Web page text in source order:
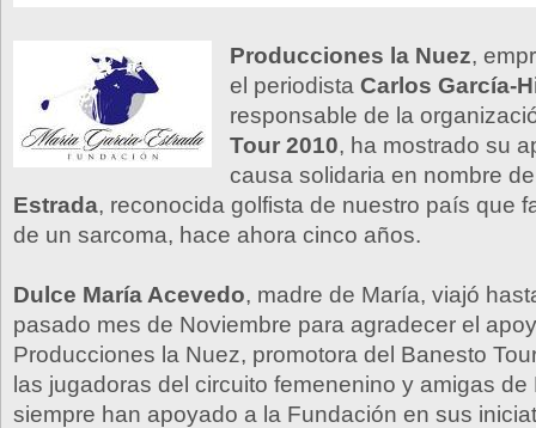
Producciones la Nuez,
el periodista Carlos García-
responsable de la
Tour 2010, ha mostrado su
causa solidaria en nombre
Estrada, reconocida golfista de nuestro país que
de un sarcoma, hace ahora cinco años.
Dulce María Acevedo, madre de María, viajó
pasado mes de Noviembre para agradecer el
Producciones la Nuez, promotora del Banesto
las jugadoras del circuito femenenino y amigas
siempre han apoyado a la Fundación en sus